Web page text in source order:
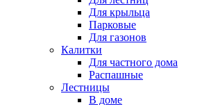
Для крыльца
Парковые
Для газонов
Калитки
Для частного дома
Распашные
Лестницы
В доме